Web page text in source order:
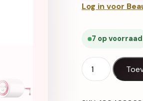
Log in voor
7 op voorraad
Gel Polish UV